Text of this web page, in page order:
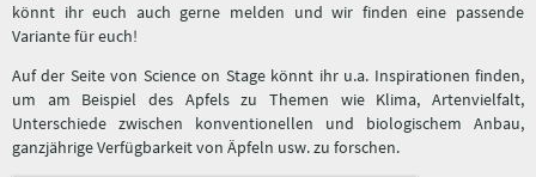
könnt ihr euch auch gerne melden und wir finden eine passende
Variante für euch!
Auf der Seite von Science on Stage könnt ihr u.a. Inspirationen finden,
um am Beispiel des Apfels zu Themen wie Klima, Artenvielfalt,
Unterschiede zwischen konventionellen und biologischem Anbau,
ganzjährige Verfügbarkeit von Äpfeln usw. zu forschen.